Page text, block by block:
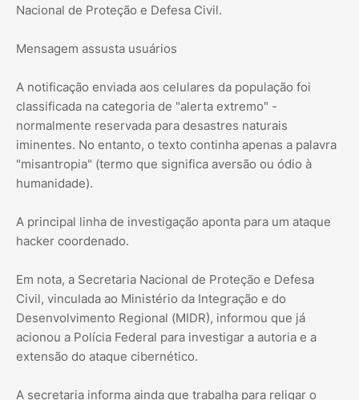
Nacional de Proteção e Defesa Civil.
Mensagem assusta usuários
A notificação enviada aos celulares da população foi
classificada na categoria de "alerta extremo" -
normalmente reservada para desastres naturais
iminentes. No entanto, o texto continha apenas a palavra
"misantropia" (termo que significa aversão ou ódio à
humanidade).
A principal linha de investigação aponta para um ataque
hacker coordenado.
Em nota, a Secretaria Nacional de Proteção e Defesa
Civil, vinculada ao Ministério da Integração e do
Desenvolvimento Regional (MIDR), informou que já
acionou a Polícia Federal para investigar a autoria e a
extensão do ataque cibernético.
A secretaria informa ainda que trabalha para religar o